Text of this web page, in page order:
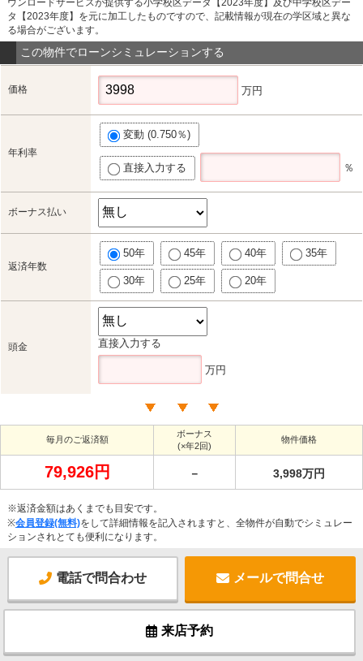
ウンロードサービスが提供する小学校区データ【2023年度】及び中学校区デー
タ【2023年度】を元に加工したものですので、記載情報が現在の学区域と異な
る場合がございます。
この物件でローンシミュレーションする
価格 万円
年利率
変動 (0.750％)
直接入力する ％
ボーナス払い
返済年数
50年 45年 40年 35年
30年 25年 20年
頭金 直接入力する
万円
毎月のご返済額
ボーナス
(×年2回)
物件価格
79,926円 － 3,998万円
※返済金額はあくまでも目安です。
※会員登録(無料)をして詳細情報を記入されますと、全物件が自動でシミュレー
ションされとても便利になります。
電話で問合わせ メールで問合せ
来店予約